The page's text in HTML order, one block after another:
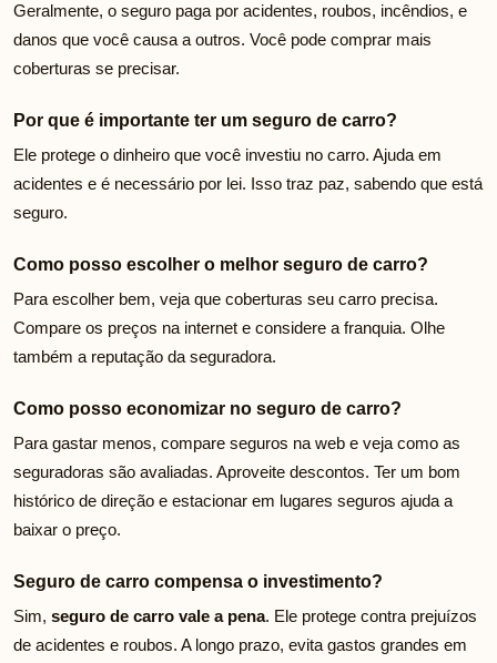
Geralmente, o seguro paga por acidentes, roubos, incêndios, e
danos que você causa a outros. Você pode comprar mais
coberturas se precisar.
Por que é importante ter um seguro de carro?
Ele protege o dinheiro que você investiu no carro. Ajuda em
acidentes e é necessário por lei. Isso traz paz, sabendo que está
seguro.
Como posso escolher o melhor seguro de carro?
Para escolher bem, veja que coberturas seu carro precisa.
Compare os preços na internet e considere a franquia. Olhe
também a reputação da seguradora.
Como posso economizar no seguro de carro?
Para gastar menos, compare seguros na web e veja como as
seguradoras são avaliadas. Aproveite descontos. Ter um bom
histórico de direção e estacionar em lugares seguros ajuda a
baixar o preço.
Seguro de carro compensa o investimento?
Sim, seguro de carro vale a pena. Ele protege contra prejuízos
de acidentes e roubos. A longo prazo, evita gastos grandes em